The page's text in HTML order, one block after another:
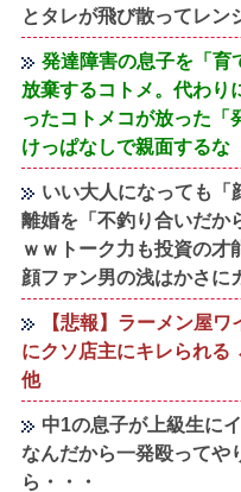
とタレが飛び散ってレン
発達障害の息子を「育
放棄するコトメ。代わり
ったコトメコが放った
けっぱなしで親面するな
いい大人になっても「
離婚を「不釣り合いだか
ｗｗトーク力も投資の才
顔ファン男の浅はかさに
【悲報】ラーメン屋
にクソ店主にキレられ
他
中1の息子が上級生に
なんだから一発殴ってや
ら・・・